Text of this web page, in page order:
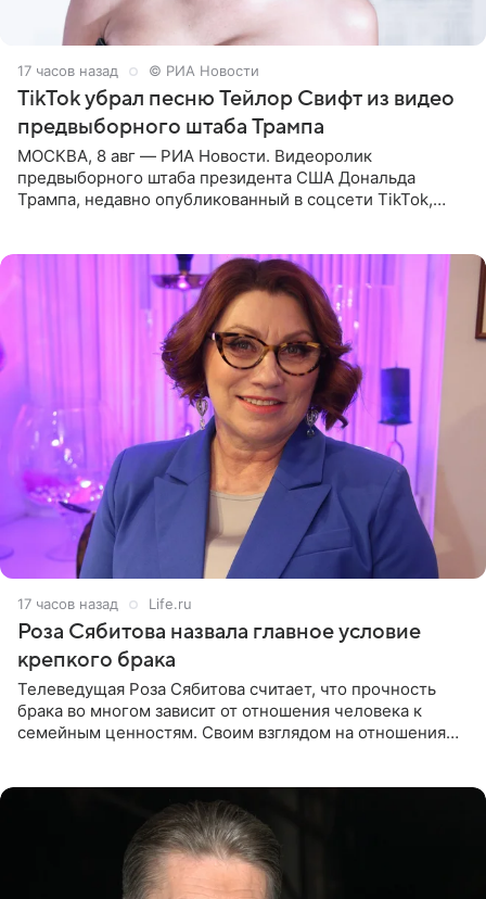
17 часов назад © РИА Новости
TikTok убрал песню Тейлор Свифт из видео
предвыборного штаба Трампа
МОСКВА, 8 авг — РИА Новости. Видеоролик
предвыборного штаба президента США Дональда
Трампа, недавно опубликованный в соцсети TikTok,
17 часов назад Life.ru
Роза Сябитова назвала главное условие
крепкого брака
Телеведущая Роза Сябитова считает, что прочность
брака во многом зависит от отношения человека к
семейным ценностям. Своим взглядом на отношения